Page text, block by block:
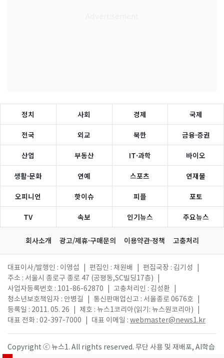
정치 사회 경제 국제
전국 외교 북한 금융·증권
산업 부동산 IT·과학 바이오
생활·문화 연예 스포츠 연재물
오피니언 핫이슈 피플 포토
TV 속보 인기뉴스 주요뉴스
회사소개 광고/제휴·구매문의 이용약관·정책 고충처리
대표이사/발행인 : 이영섭 편집인 : 채원배 편집국장 : 김기성
주소 : 서울시 종로구 종로 47 (공평동,SC빌딩17층)
사업자등록번호 : 101-86-62870
고충처리인 : 김성환
청소년보호책임자 : 안병길
통신판매업신고 : 서울종로 0676호
등록일 : 2011. 05. 26
제호 : 뉴스1코리아(읽기: 뉴스원코리아)
대표 전화 : 02-397-7000
대표 이메일 : webmaster@news1.kr
Copyright ⓒ 뉴스1. All rights reserved. 무단 사용 및 재배포, AI학습